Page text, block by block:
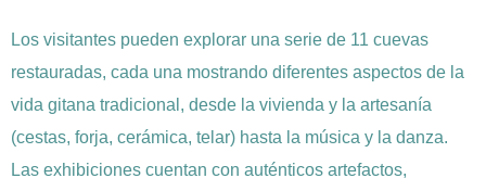
Los visitantes pueden explorar una serie de 11 cuevas
restauradas, cada una mostrando diferentes aspectos de la
vida gitana tradicional, desde la vivienda y la artesanía
(cestas, forja, cerámica, telar) hasta la música y la danza.
Las exhibiciones cuentan con auténticos artefactos,